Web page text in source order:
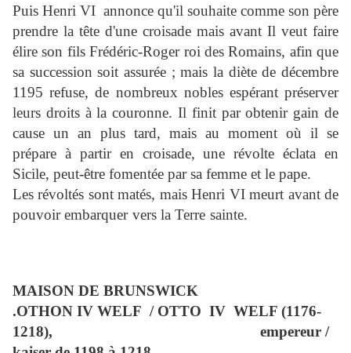
Puis Henri VI annonce qu'il souhaite comme son père
prendre la tête d'une croisade mais avant Il veut faire
élire son fils Frédéric-Roger roi des Romains, afin que
sa succession soit assurée ; mais la diète de décembre
1195 refuse, de nombreux nobles espérant préserver
leurs droits à la couronne. Il finit par obtenir gain de
cause un an plus tard, mais au moment où il se
prépare à partir en croisade, une révolte éclata en
Sicile, peut-être fomentée par sa femme et le pape.
Les révoltés sont matés, mais Henri VI meurt avant de
pouvoir embarquer vers la Terre sainte.
MAISON DE BRUNSWICK
.OTHON IV WELF / OTTO IV WELF (1176-
1218),
empereur /